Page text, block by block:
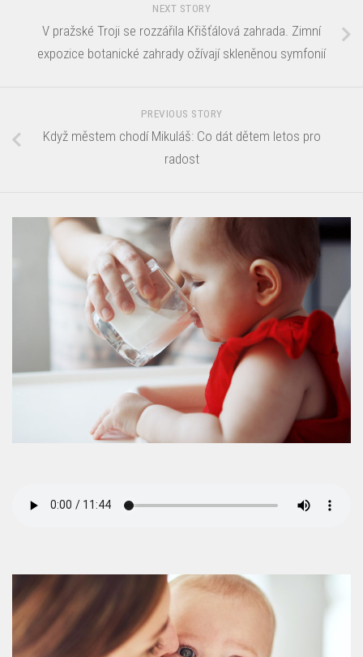
NEXT STORY
V pražské Troji se rozzářila Křišťálová zahrada. Zimní
expozice botanické zahrady ožívají skleněnou symfonií
PREVIOUS STORY
Když městem chodí Mikuláš: Co dát dětem letos pro
radost